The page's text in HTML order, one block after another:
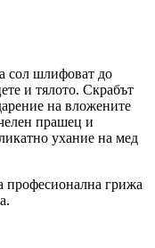
сол шлифоват до
и тялото. Скрабът
на вложените
прашец и
ухание на мед
професионална грижа